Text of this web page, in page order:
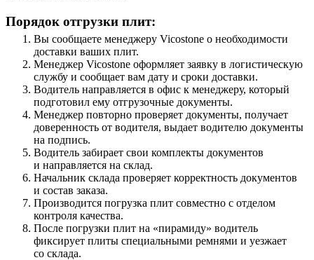
Порядок отгрузки плит:
Вы сообщаете менеджеру Vicostone о необходимости
доставки ваших плит.
Менеджер Vicostone оформляет заявку в логистическую
службу и сообщает вам дату и сроки доставки.
Водитель направляется в офис к менеджеру, который
подготовил ему отгрузочные документы.
Менеджер повторно проверяет документы, получает
доверенность от водителя, выдает водителю документы
на подпись.
Водитель забирает свои комплекты документов
и направляется на склад.
Начальник склада проверяет корректность документов
и состав заказа.
Производится погрузка плит совместно с отделом
контроля качества.
После погрузки плит на «пирамиду» водитель
фиксирует плиты специальными ремнями и уезжает
со склада.